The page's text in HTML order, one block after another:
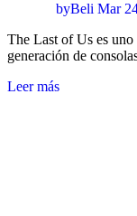
byBeli Mar
The Last of Us es uno
generación de
Leer más